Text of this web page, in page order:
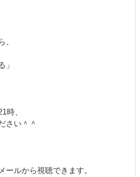
、
」
時、
さい＾＾
ールから視聴できます。